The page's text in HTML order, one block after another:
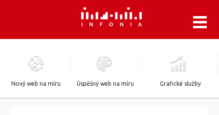
Nový web na míru Úspěšný web na míru Grafické služby